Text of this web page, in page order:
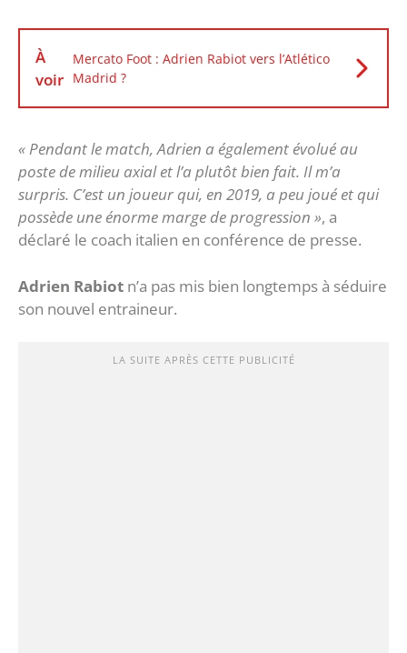
À
voir
Mercato Foot : Adrien Rabiot vers l’Atlético
Madrid ?
« Pendant le match, Adrien a également évolué au
poste de milieu axial et l’a plutôt bien fait. Il m’a
surpris. C’est un joueur qui, en 2019, a peu joué et qui
possède une énorme marge de progression », a
déclaré le coach italien en conférence de presse.
Adrien Rabiot n’a pas mis bien longtemps à séduire
son nouvel entraineur.
LA SUITE APRÈS CETTE PUBLICITÉ